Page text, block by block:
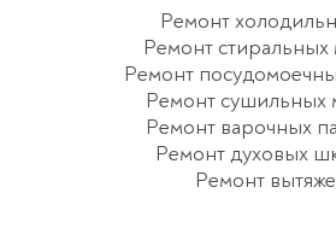
Ремонт
Ремонт
Ремонт
Ремонт сушильных
Ремонт варочных
Ремонт духовых
Ремонт